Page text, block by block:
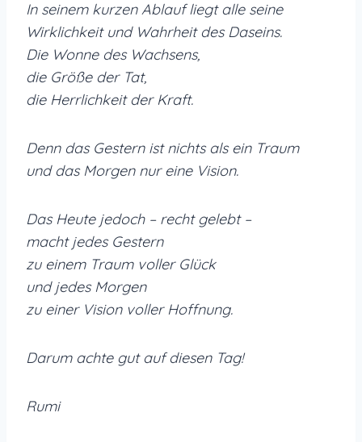
In seinem kurzen Ablauf liegt alle seine
Wirklichkeit und Wahrheit des Daseins.
Die Wonne des Wachsens,
die Größe der Tat,
die Herrlichkeit der Kraft.
Denn das Gestern ist nichts als ein Traum
und das Morgen nur eine Vision.
Das Heute jedoch – recht gelebt –
macht jedes Gestern
zu einem Traum voller Glück
und jedes Morgen
zu einer Vision voller Hoffnung.
Darum achte gut auf diesen Tag!
Rumi